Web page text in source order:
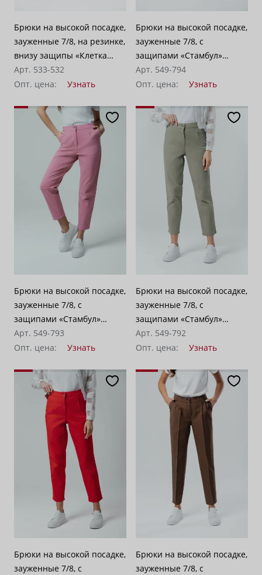
Брюки на высокой посадке,
зауженные 7/8, на резинке,
внизу защипы «Клетка
Бастер» серо-синие
Арт. 533-532
Опт. цена:
Узнать
Брюки на высокой посадке,
зауженные 7/8, с
защипами «Стамбул»
лимонный
Арт. 549-794
Опт. цена:
Узнать
Брюки на высокой посадке,
зауженные 7/8, с
защипами «Стамбул»
розовые
Арт. 549-793
Опт. цена:
Узнать
Брюки на высокой посадке,
зауженные 7/8, с
защипами «Стамбул»
зеленый
Арт. 549-792
Опт. цена:
Узнать
Брюки на высокой посадке,
зауженные 7/8, с
Брюки на высокой посадке,
зауженные 7/8, с